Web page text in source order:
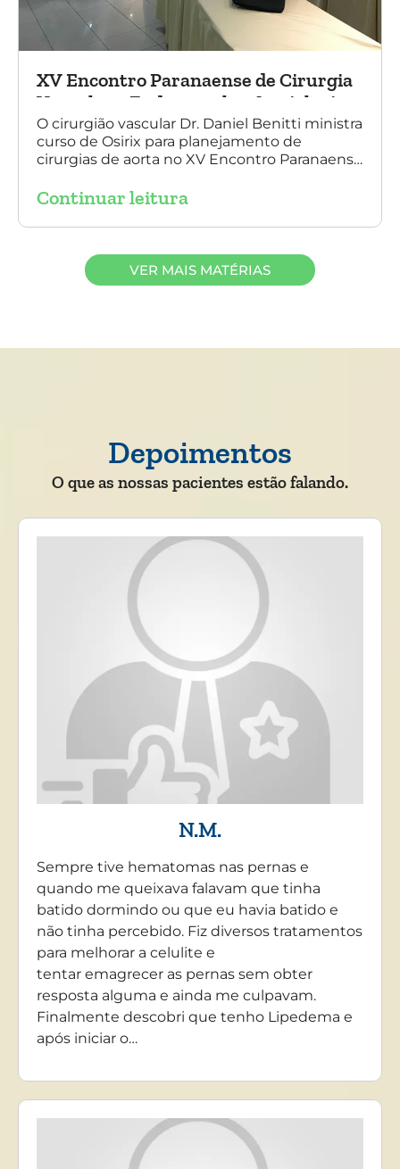
XV Encontro Paranaense de Cirurgia
Vascular e Endovascular, Angiologia e
Ecografia Vascular
O cirurgião vascular Dr. Daniel Benitti ministra
curso de Osirix para planejamento de
cirurgias de aorta no XV Encontro Paranaense
Angiologia e Ecografia Vascular.
Continuar leitura
VER MAIS MATÉRIAS
Depoimentos
O que as nossas pacientes estão falando.
N.M.
Sempre tive hematomas nas pernas e
quando me queixava falavam que tinha
batido dormindo ou que eu havia batido e
não tinha percebido. Fiz diversos tratamentos
para melhorar a celulite e
tentar emagrecer as pernas sem obter
resposta alguma e ainda me culpavam.
Finalmente descobri que tenho Lipedema e
após iniciar o…